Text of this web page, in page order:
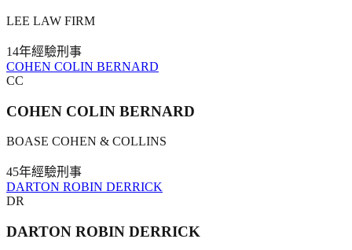
LEE LAW FIRM
14年經驗刑事
COHEN COLIN BERNARD
CC
COHEN COLIN BERNARD
BOASE COHEN & COLLINS
45年經驗刑事
DARTON ROBIN DERRICK
DR
DARTON ROBIN DERRICK